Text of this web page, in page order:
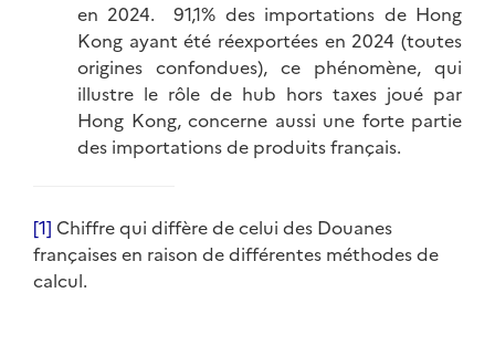
en 2024. 91,1% des importations de Hong
Kong ayant été réexportées en 2024 (toutes
origines confondues), ce phénomène, qui
illustre le rôle de hub hors taxes joué par
Hong Kong, concerne aussi une forte partie
des importations de produits français.
[1] Chiffre qui diffère de celui des Douanes
françaises en raison de différentes méthodes de
calcul.